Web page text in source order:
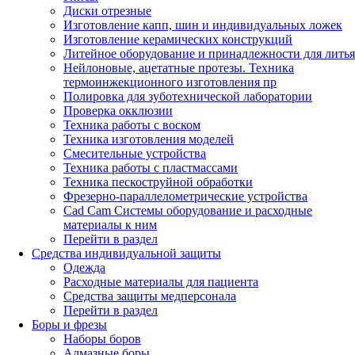
Диски отрезные
Изготовление капп, шин и индивидуальных ложек
Изготовление керамических конструкций
Литейное оборудование и принадлежности для литья
Нейлоновые, ацетатные протезы. Техника
термоинжекционного изготовления пр
Полировка для зуботехнической лаборатории
Проверка окклюзии
Техника работы с воском
Техника изготовления моделей
Смесительные устройства
Техника работы с пластмассами
Техника пескоструйной обработки
Фрезерно-параллелометрические устройства
Cad Cam Системы оборудование и расходные
материалы к ним
Перейти в раздел
Средства индивидуальной защиты
Одежда
Расходные материалы для пациента
Средства защиты медперсонала
Перейти в раздел
Боры и фрезы
Наборы боров